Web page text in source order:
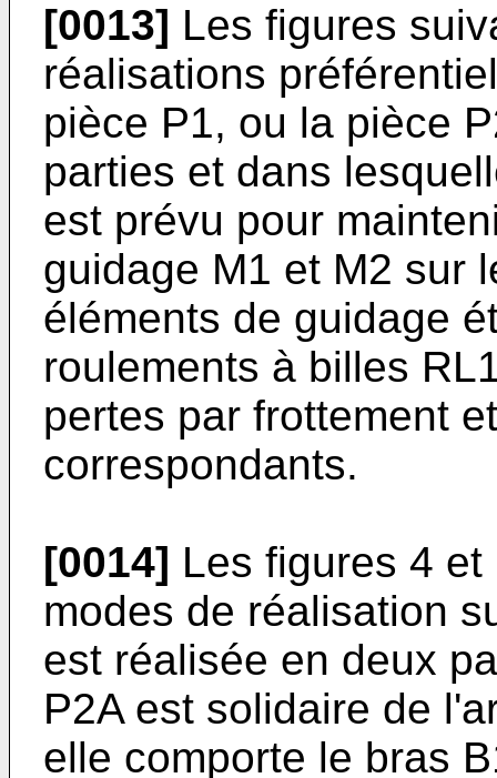
[0013] Les figures
réalisations
pièce P1, ou la pièce
parties et dans
est prévu pour
guidage M1 et M2 sur
éléments de guidage
roulements à billes
pertes par frottement
correspondants.
[0014] Les figures 4
modes de réalisation
est réalisée en deux
P2A est solidaire de
elle comporte le bras